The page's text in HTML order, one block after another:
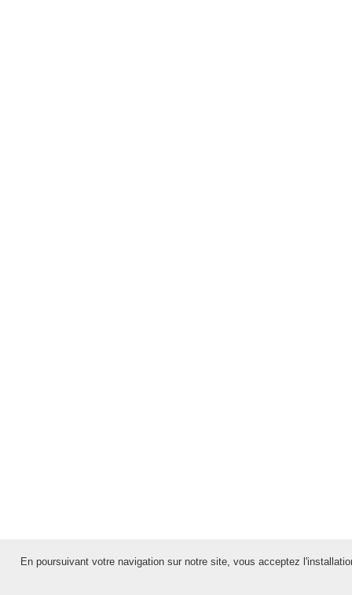
En poursuivant votre navigation sur notre site, vous acceptez